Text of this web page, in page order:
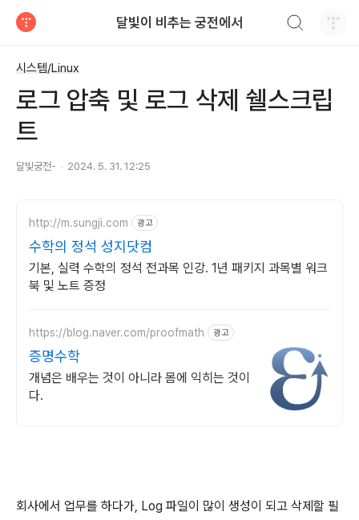
달빛이 비추는 궁전에서
시스템/Linux
로그 압축 및 로그 삭제 쉘스크립
트
달빛궁전- 2024. 5. 31. 12:25
http://m.sungji.com 광고
수학의 정석 성지닷컴
기본, 실력 수학의 정석 전과목 인강. 1년 패키지 과목별 워크
북 및 노트 증정
https://blog.naver.com/proofmath 광고
증명수학
개념은 배우는 것이 아니라 몸에 익히는 것이
다.
회사에서 업무를 하다가, Log 파일이 많이 생성이 되고 삭제할 필